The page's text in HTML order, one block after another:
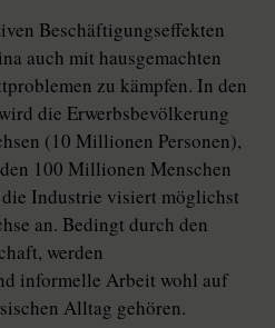
Beschäftigungseffekten
auch mit hausgemachten
zu kämpfen. In den
die Erwerbsbevölkerung
(10 Millionen Personen),
100 Millionen Menschen
Industrie visiert möglichst
an. Bedingt durch den
werden
informelle Arbeit wohl auf
Alltag gehören.